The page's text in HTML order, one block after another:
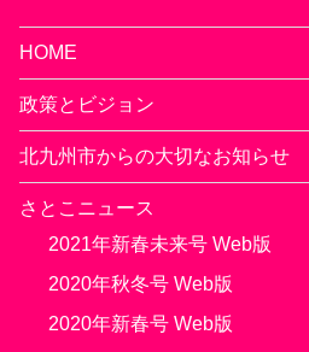
HOME
政策とビジョン
北九州市からの大切なお知らせ
さとこニュース
2021年新春未来号 Web版
2020年秋冬号 Web版
2020年新春号 Web版